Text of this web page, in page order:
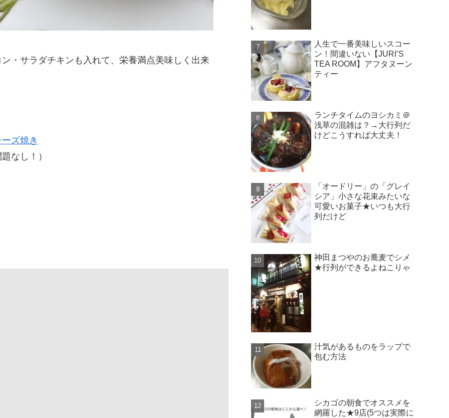
・サラダチキンも入れて、栄養満点美味しく出来
ズ焼き
なし！）
人生で一番美味しいスコー
ン！間違いない【JURI’S
TEA ROOM】アフタヌーン
ティー
ランチタイムのヨシカミ＠
浅草の混雑は？→大行列だ
けどこうすれば大丈夫！
「オードリー」の「グレイ
シア」小さな花束みたいな
可愛いお菓子★いつも大行
列だけど
神田まつやのお蕎麦でシメ
★行列ができるよねこりゃ
汁気があるものをラップで
包む方法
シカゴの朝食でオススメを
網羅した★9店(5つは実際に